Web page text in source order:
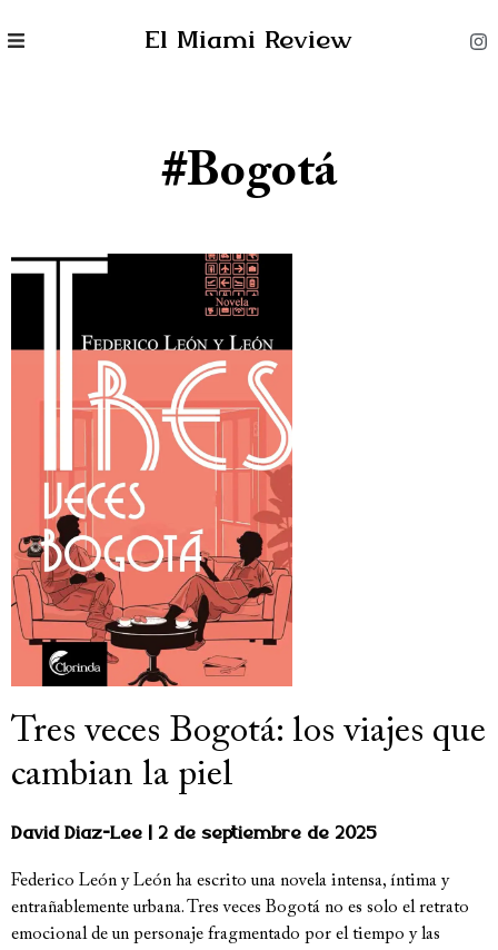
El Miami Review
#Bogotá
Tres veces Bogotá: los viajes que
cambian la piel
David Diaz-Lee 2 de septiembre de 2025
Federico León y León ha escrito una novela intensa, íntima y
entrañablemente urbana. Tres veces Bogotá no es solo el retrato
emocional de un personaje fragmentado por el tiempo y las